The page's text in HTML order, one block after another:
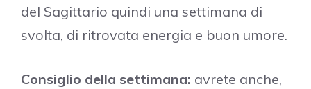
del Sagittario quindi una settimana di
svolta, di ritrovata energia e buon umore.
Consiglio della settimana: avrete anche,